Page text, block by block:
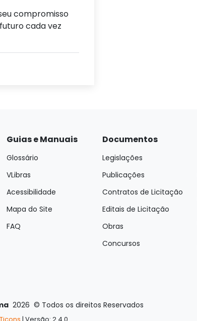
compromisso
cada vez
Guias e Manuais
Glossário
VLibras
Acessibilidade
Mapa do Site
FAQ
Documentos
Legislações
Publicações
Contratos de Licitação
Editais de Licitação
Obras
Concursos
2026 © Todos os direitos Reservados